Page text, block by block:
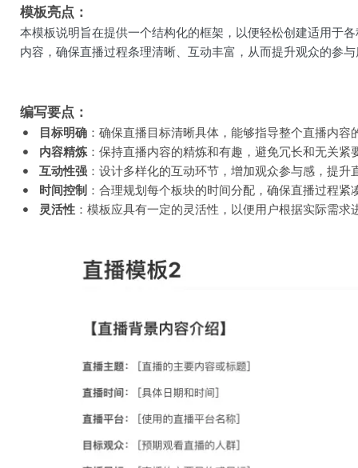
模板亮点：
本模板说明旨在提供一个结构化的框架，以便轻松创建适用于
内容，确保直播过程条理清晰、互动丰富，从而提升观众的参
编写要点：
目标明确 ：确保直播目标清晰具体，能够指导整个直播内容
内容精炼：保持直播内容的精炼和有趣，避免冗长和无关紧
互动性强 ：设计多样化的互动环节，增加观众参与感，提升
时间控制 ：合理规划每个板块的时间分配，确保直播过程紧
灵活性 ：模板应具有一定的灵活性，以便用户根据实际需求